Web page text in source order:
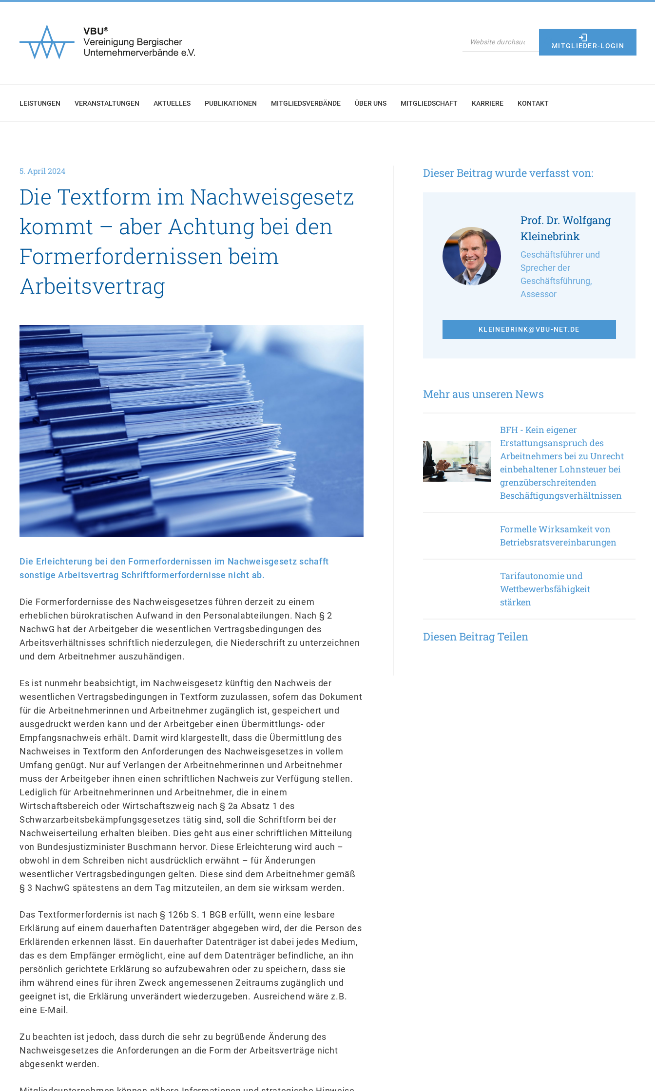
MITGLIEDER-LOGIN
LEISTUNGEN VERANSTALTUNGEN AKTUELLES PUBLIKATIONEN MITGLIEDSVERBÄNDE ÜBER UNS MITGLIEDSCHAFT KARRIERE KONTAKT
Die Textform im Nachweisgesetz
kommt – aber Achtung bei den
Formerfordernissen beim
Arbeitsvertrag
5. April 2024
Die Erleichterung bei den Formerfordernissen im Nachweisgesetz schafft
sonstige Arbeitsvertrag Schriftformerfordernisse nicht ab.
Die Formerfordernisse des Nachweisgesetzes führen derzeit zu einem
erheblichen bürokratischen Aufwand in den Personalabteilungen. Nach § 2
NachwG hat der Arbeitgeber die wesentlichen Vertragsbedingungen des
Arbeitsverhältnisses schriftlich niederzulegen, die Niederschrift zu unterzeichnen
und dem Arbeitnehmer auszuhändigen.
Es ist nunmehr beabsichtigt, im Nachweisgesetz künftig den Nachweis der
wesentlichen Vertragsbedingungen in Textform zuzulassen, sofern das Dokument
für die Arbeitnehmerinnen und Arbeitnehmer zugänglich ist, gespeichert und
ausgedruckt werden kann und der Arbeitgeber einen Übermittlungs- oder
Empfangsnachweis erhält. Damit wird klargestellt, dass die Übermittlung des
Nachweises in Textform den Anforderungen des Nachweisgesetzes in vollem
Umfang genügt. Nur auf Verlangen der Arbeitnehmerinnen und Arbeitnehmer
muss der Arbeitgeber ihnen einen schriftlichen Nachweis zur Verfügung stellen.
Lediglich für Arbeitnehmerinnen und Arbeitnehmer, die in einem
Wirtschaftsbereich oder Wirtschaftszweig nach § 2a Absatz 1 des
Schwarzarbeitsbekämpfungsgesetzes tätig sind, soll die Schriftform bei der
Nachweiserteilung erhalten bleiben. Dies geht aus einer schriftlichen Mitteilung
von Bundesjustizminister Buschmann hervor. Diese Erleichterung wird auch –
obwohl in dem Schreiben nicht ausdrücklich erwähnt – für Änderungen
wesentlicher Vertragsbedingungen gelten. Diese sind dem Arbeitnehmer gemäß
§ 3 NachwG spätestens an dem Tag mitzuteilen, an dem sie wirksam werden.
Das Textformerfordernis ist nach § 126b S. 1 BGB erfüllt, wenn eine lesbare
Erklärung auf einem dauerhaften Datenträger abgegeben wird, der die Person des
Erklärenden erkennen lässt. Ein dauerhafter Datenträger ist dabei jedes Medium,
das es dem Empfänger ermöglicht, eine auf dem Datenträger befindliche, an ihn
persönlich gerichtete Erklärung so aufzubewahren oder zu speichern, dass sie
ihm während eines für ihren Zweck angemessenen Zeitraums zugänglich und
geeignet ist, die Erklärung unverändert wiederzugeben. Ausreichend wäre z.B.
eine E-Mail.
Zu beachten ist jedoch, dass durch die sehr zu begrüßende Änderung des
Nachweisgesetzes die Anforderungen an die Form der Arbeitsverträge nicht
abgesenkt werden.
Mehr aus unseren News
BFH - Kein eigener
Erstattungsanspruch des
Arbeitnehmers bei zu Unrecht
ein­behaltener Lohnsteuer bei
grenzüberschreitenden
Beschäftigungsverhältnissen
Formelle Wirksamkeit von
Betriebsratsvereinbarungen
Tarifautonomie und
Wettbewerbsfähigkeit
stärken
Dieser Beitrag wurde verfasst von:
Prof. Dr. Wolfgang
Kleinebrink
Geschäftsführer und
Sprecher der
Geschäftsführung,
Assessor
KLEINEBRINK@VBU-NET.DE
Diesen Beitrag Teilen